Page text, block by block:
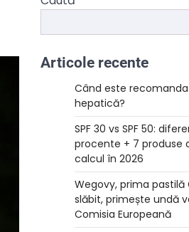
Articole recente
Când este
hepatică?
SPF 30 vs SPF 50:
procente + 7 produse
calcul în 2026
Wegovy, prima pastilă
slăbit, primește undă
Comisia Europeană